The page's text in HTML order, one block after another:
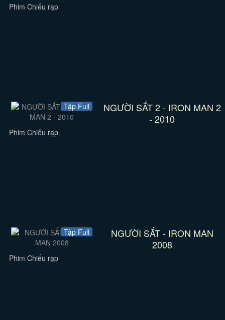
Phim Chiếu rạp
Tập Full
NGƯỜI SẮT 2 - IRON MAN 2
- 2010
Phim Chiếu rạp
Tập Full
NGƯỜI SẮT - IRON MAN
2008
Phim Chiếu rạp